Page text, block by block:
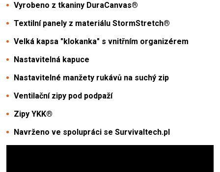
Vyrobeno z tkaniny DuraCanvas®
Textilní panely z materiálu StormStretch®
Velká kapsa "klokanka" s vnitřním organizérem
Nastavitelná kapuce
Nastavitelné manžety rukávů na suchý zip
Ventilační zipy pod podpaží
Zipy YKK®
Navrženo ve spolupráci se Survivaltech.pl